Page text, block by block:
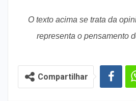
O texto acima se trata da
representa o pensamento
Compartilhar